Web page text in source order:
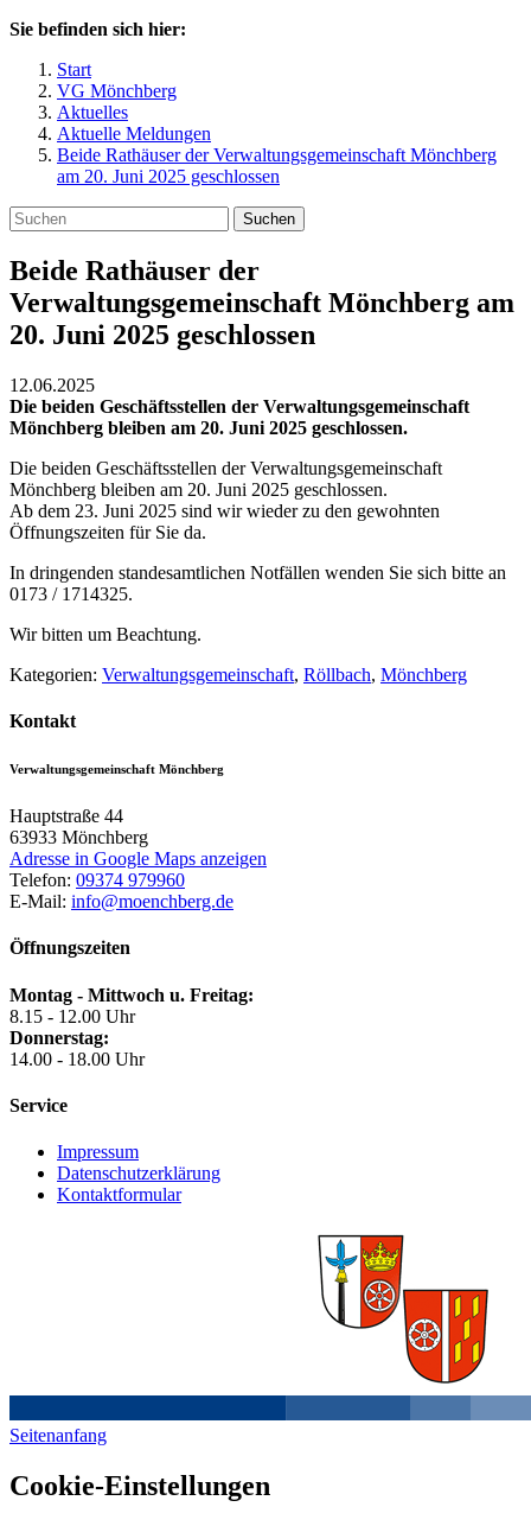
Sie befinden sich hier:
Start
VG Mönchberg
Aktuelles
Aktuelle Meldungen
Beide Rathäuser der Verwaltungsgemeinschaft Mönchberg
am 20. Juni 2025 geschlossen
Suchen
Beide Rathäuser der
Verwaltungsgemeinschaft Mönchberg am
20. Juni 2025 geschlossen
12.06.2025
Die beiden Geschäftsstellen der Verwaltungsgemeinschaft
Mönchberg bleiben am 20. Juni 2025 geschlossen.
Die beiden Geschäftsstellen der Verwaltungsgemeinschaft
Mönchberg bleiben am 20. Juni 2025 geschlossen.
Ab dem 23. Juni 2025 sind wir wieder zu den gewohnten
Öffnungszeiten für Sie da.
In dringenden standesamtlichen Notfällen wenden Sie sich bitte an
0173 / 1714325.
Wir bitten um Beachtung.
Kategorien: Verwaltungsgemeinschaft, Röllbach, Mönchberg
Kontakt
Verwaltungsgemeinschaft Mönchberg
Hauptstraße 44
63933 Mönchberg
Adresse in Google Maps anzeigen
Telefon: 09374 979960
E-Mail: info@moenchberg.de
Öffnungszeiten
Montag - Mittwoch u. Freitag:
8.15 - 12.00 Uhr
Donnerstag:
14.00 - 18.00 Uhr
Service
Impressum
Datenschutzerklärung
Kontaktformular
Seitenanfang
Cookie-Einstellungen